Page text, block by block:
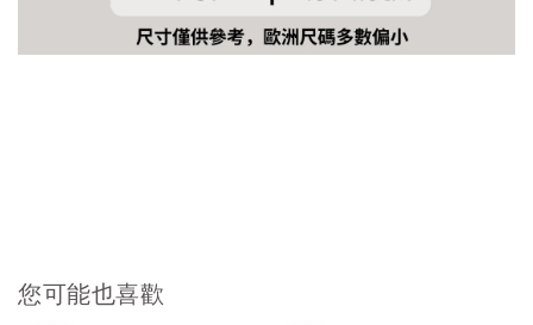
您可能也喜歡